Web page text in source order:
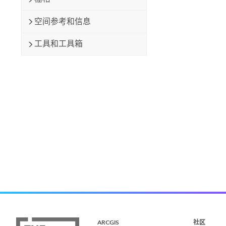
空间参考和信息
工具和工具箱
ARCGIS 社区